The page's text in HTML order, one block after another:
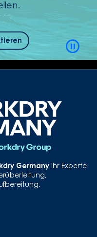
Video
Germany Ihr Experte